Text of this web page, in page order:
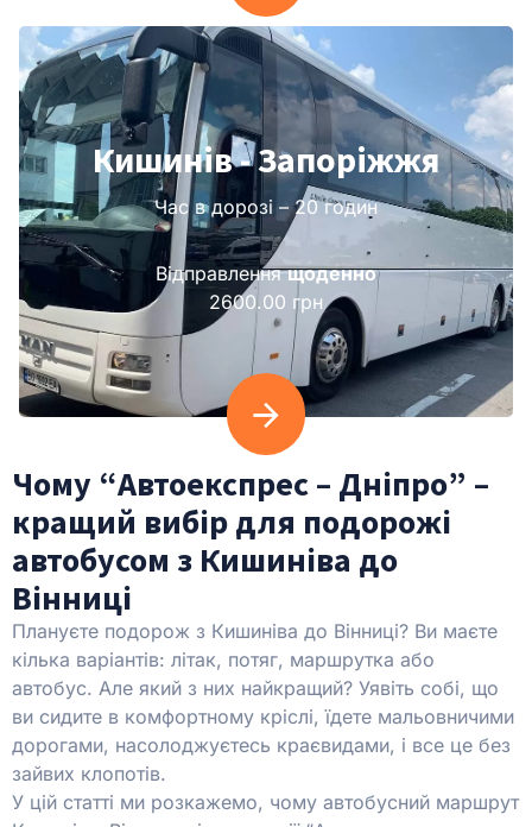
Кишинів - Запоріжжя
Час в дорозі – 20 годин
Відправленнящоденно
2600.00 грн
Чому “Автоекспрес – Дніпро” –
кращий вибір для подорожі
автобусом з Кишиніва до
Вінниці
Плануєте подорож з Кишиніва до Вінниці? Ви маєте
кілька варіантів: літак, потяг, маршрутка або
автобус. Але який з них найкращий? Уявіть собі, що
ви сидите в комфортному кріслі, їдете мальовничими
дорогами, насолоджуєтесь краєвидами, і все це без
зайвих клопотів.
У цій статті ми розкажемо, чому автобусний маршрут